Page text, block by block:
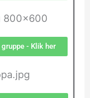
- Klik her